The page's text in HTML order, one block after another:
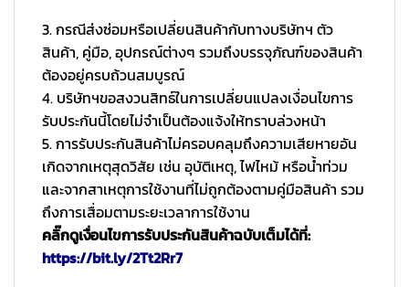
3. กรณีส่งซ่อมหรือเปลี่ยนสินค้ากับทางบริษัทฯ ตัว
สินค้า, คู่มือ, อุปกรณ์ต่างๆ รวมถึงบรรจุภัณฑ์ของสินค้า
ต้องอยู่ครบถ้วนสมบูรณ์
4. บริษัทฯขอสงวนสิทธ์ในการเปลี่ยนแปลงเงื่อนไขการ
รับประกันนี้โดยไม่จำเป็นต้องแจ้งให้ทราบล่วงหน้า
5. การรับประกันสินค้าไม่ครอบคลุมถึงความเสียหายอัน
เกิดจากเหตุสุดวิสัย เช่น อุบัติเหตุ, ไฟไหม้ หรือน้ำท่วม
และจากสาเหตุการใช้งานที่ไม่ถูกต้องตามคู่มือสินค้า รวม
ถึงการเสื่อมตามระยะเวลาการใช้งาน
คลิ๊กดูเงื่อนไขการรับประกันสินค้าฉบับเต็มได้ที่:
https://bit.ly/2Tt2Rr7